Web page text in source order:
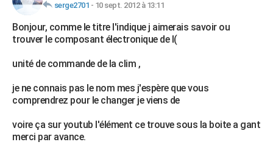
Essais
Réserver un essai
Citadines
Berlines
SUV
Forum auto
HIGH-TECH
Mobiles
Meilleur smartphone
Internet
Ordinateurs
Jeux vidéo
Guide high-tech
+BRICOLAGE
Forum
Aménagement intérieur
Extérieur
Cuisine
Salle de bains
Jardinage
Rangement
WEEK-END
Guides de France
Escapades
Patrimoine
Expositions
Musées
Week-end nature
+LIFESTYLE
Alimentation
Guide de la santé
Maladies
Médicaments
Sommeil
VOYAGE
serge2701 - 10 sept. 2012 à 13:11
Bonjour, comme le titre l'indique j aimerais savoir ou
trouver le composant électronique de l(
unité de commande de la clim ,
je ne connais pas le nom mes j'espère que vous
comprendrez pour le changer je viens de
voire ça sur youtub l'élément ce trouve sous la boite a gant
merci par avance.